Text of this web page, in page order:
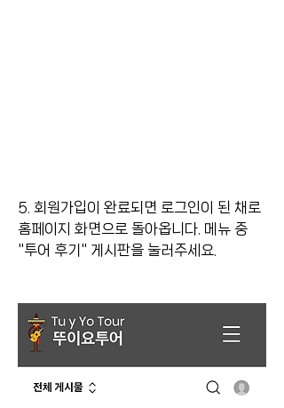
5. 회원가입이 완료되면 로그인이 된 채로
홈페이지 화면으로 돌아옵니다. 메뉴 중
"투어 후기" 게시판을 눌러주세요.